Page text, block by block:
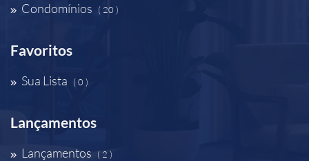
Condomínios ( 20 )
Favoritos
Sua Lista ( 0 )
Lançamentos
Lançamentos ( 2 )